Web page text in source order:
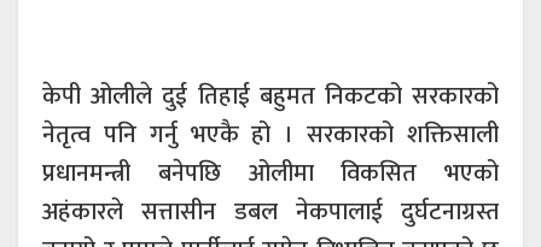
केपी ओलीले दुई तिहाई बहुमत निकटको सरकारको
नेतृत्व पनि गर्नु भएकै हो । सरकारको शक्तिसाली
प्रधानमन्त्री बनेपछि ओलीमा विकसित भएको
अहंकारले सत्तासीन डबल नेकपालाई दुर्घटनाग्रस्त